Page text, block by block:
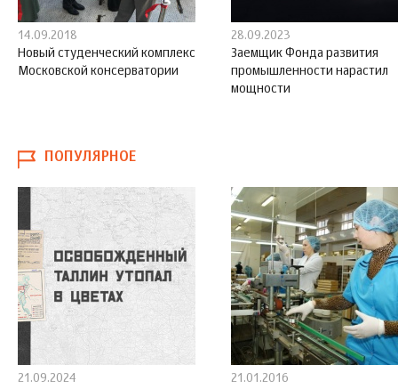
14.09.2018
Новый студенческий комплекс
Московской консерватории
28.09.2023
Заемщик Фонда развития
промышленности нарастил
мощности
ПОПУЛЯРНОЕ
21.09.2024
21.01.2016